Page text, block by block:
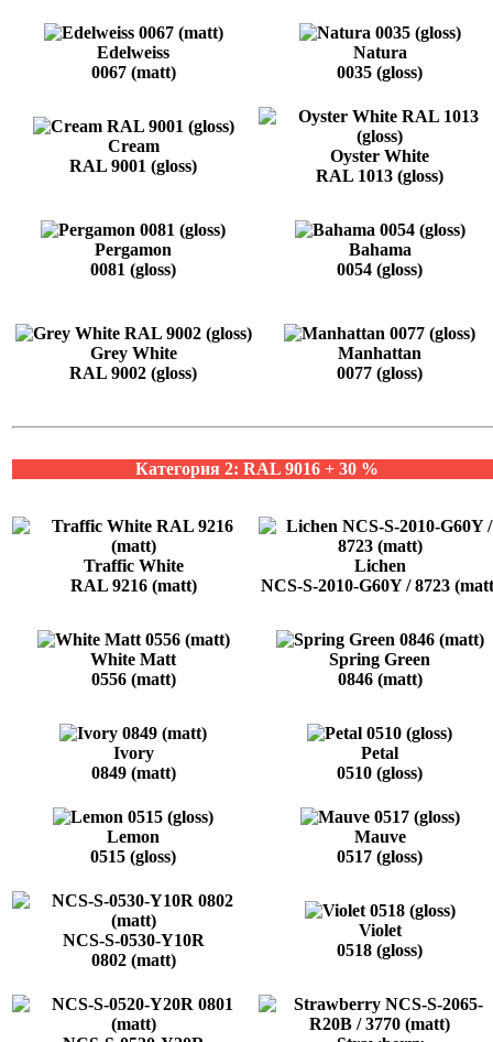
Edelweiss
0067 (matt)
Natura
0035 (gloss)
Cream
RAL 9001 (gloss)
Oyster White
RAL 1013 (gloss)
Pergamon
0081 (gloss)
Bahama
0054 (gloss)
Grey White
RAL 9002 (gloss)
Manhattan
0077 (gloss)
Категория 2: RAL 9016 + 30 %
Traffic White
RAL 9216 (matt)
Lichen
NCS-S-2010-G60Y / 8723
White Matt
0556 (matt)
Spring Green
0846 (matt)
Ivory
0849 (matt)
Petal
0510 (gloss)
Lemon
0515 (gloss)
Mauve
0517 (gloss)
NCS-S-0530-Y10R
0802 (matt)
Violet
0518 (gloss)